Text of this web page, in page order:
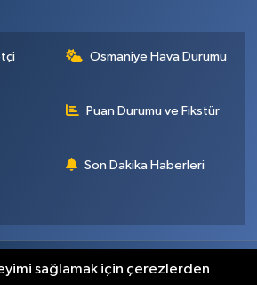
Osmaniye Hava Durumu
Puan Durumu ve Fikstür
Son Dakika Haberleri
İletişim Gizlilik Sözleşmesi
sağlamak için çerezlerden